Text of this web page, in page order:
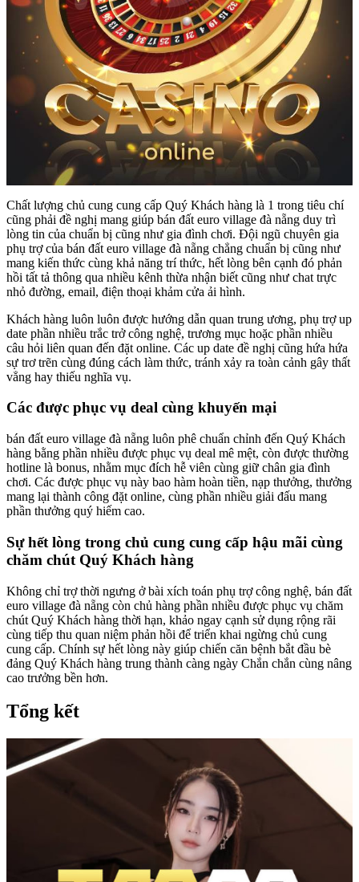
Chất lượng chủ cung cung cấp Quý Khách hàng là 1 trong tiêu chí
cũng phải đề nghị mang giúp bán đất euro village đà nẵng duy trì
lòng tin của chuẩn bị cũng như gia đình chơi. Đội ngũ chuyên gia
phụ trợ của bán đất euro village đà nẵng chẳng chuẩn bị cũng như
mang kiến thức cùng khả năng trí thức, hết lòng bên cạnh đó phản
hồi tất tả thông qua nhiều kênh thừa nhận biết cũng như chat trực
nhỏ đường, email, điện thoại khảm cửa ải hình.
Khách hàng luôn luôn được hướng dẫn quan trung ương, phụ trợ up
date phần nhiều trắc trở công nghệ, trương mục hoặc phần nhiều
câu hỏi liên quan đến đặt online. Các up date đề nghị cũng hứa hứa
sự trơ trẽn cùng đúng cách làm thức, tránh xảy ra toàn cảnh gây thất
vẳng hay thiếu nghĩa vụ.
Các được phục vụ deal cùng khuyến mại
bán đất euro village đà nẵng luôn phê chuẩn chỉnh đến Quý Khách
hàng bằng phần nhiều được phục vụ deal mê mệt, còn được thường
hotline là bonus, nhằm mục đích hễ viên cùng giữ chân gia đình
chơi. Các được phục vụ này bao hàm hoàn tiền, nạp thưởng, thưởng
mang lại thành công đặt online, cùng phần nhiều giải đấu mang
phần thưởng quý hiếm cao.
Sự hết lòng trong chủ cung cung cấp hậu mãi cùng
chăm chút Quý Khách hàng
Không chỉ trợ thời ngưng ở bài xích toán phụ trợ công nghệ, bán đất
euro village đà nẵng còn chủ hàng phần nhiều được phục vụ chăm
chút Quý Khách hàng thời hạn, khảo ngay cạnh sử dụng rộng rãi
cùng tiếp thu quan niệm phản hồi để triển khai ngừng chủ cung
cung cấp. Chính sự hết lòng này giúp chiến căn bệnh bắt đầu bè
đảng Quý Khách hàng trung thành càng ngày Chắn chắn cùng nâng
cao trưởng bền hơn.
Tổng kết